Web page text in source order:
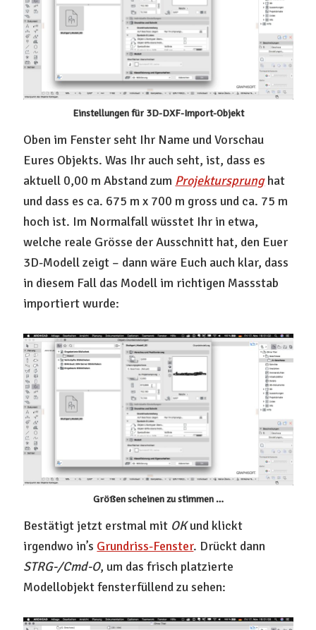
Einstellungen für 3D-DXF-Import-Objekt
Oben im Fenster seht Ihr Name und Vorschau
Eures Objekts. Was Ihr auch seht, ist, dass es
aktuell 0,00 m Abstand zum Projektursprunghat
und dass es ca. 675 m x 700 m gross und ca. 75 m
hoch ist. Im Normalfall wüsstet Ihr in etwa,
welche reale Grösse der Ausschnitt hat, den Euer
3D-Modell zeigt – dann wäre Euch auch klar, dass
in diesem Fall das Modell im richtigen Massstab
importiert wurde:
Größen scheinen zu stimmen …
Bestätigt jetzt erstmal mit OKund klickt
irgendwo in’s Grundriss-Fenster. Drückt dann
STRG-/Cmd-O, um das frisch platzierte
Modellobjekt fensterfüllend zu sehen: